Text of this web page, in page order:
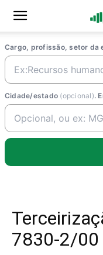
Cargo, profissão, setor da
Cidade/estado (opcional).
7830-2/00